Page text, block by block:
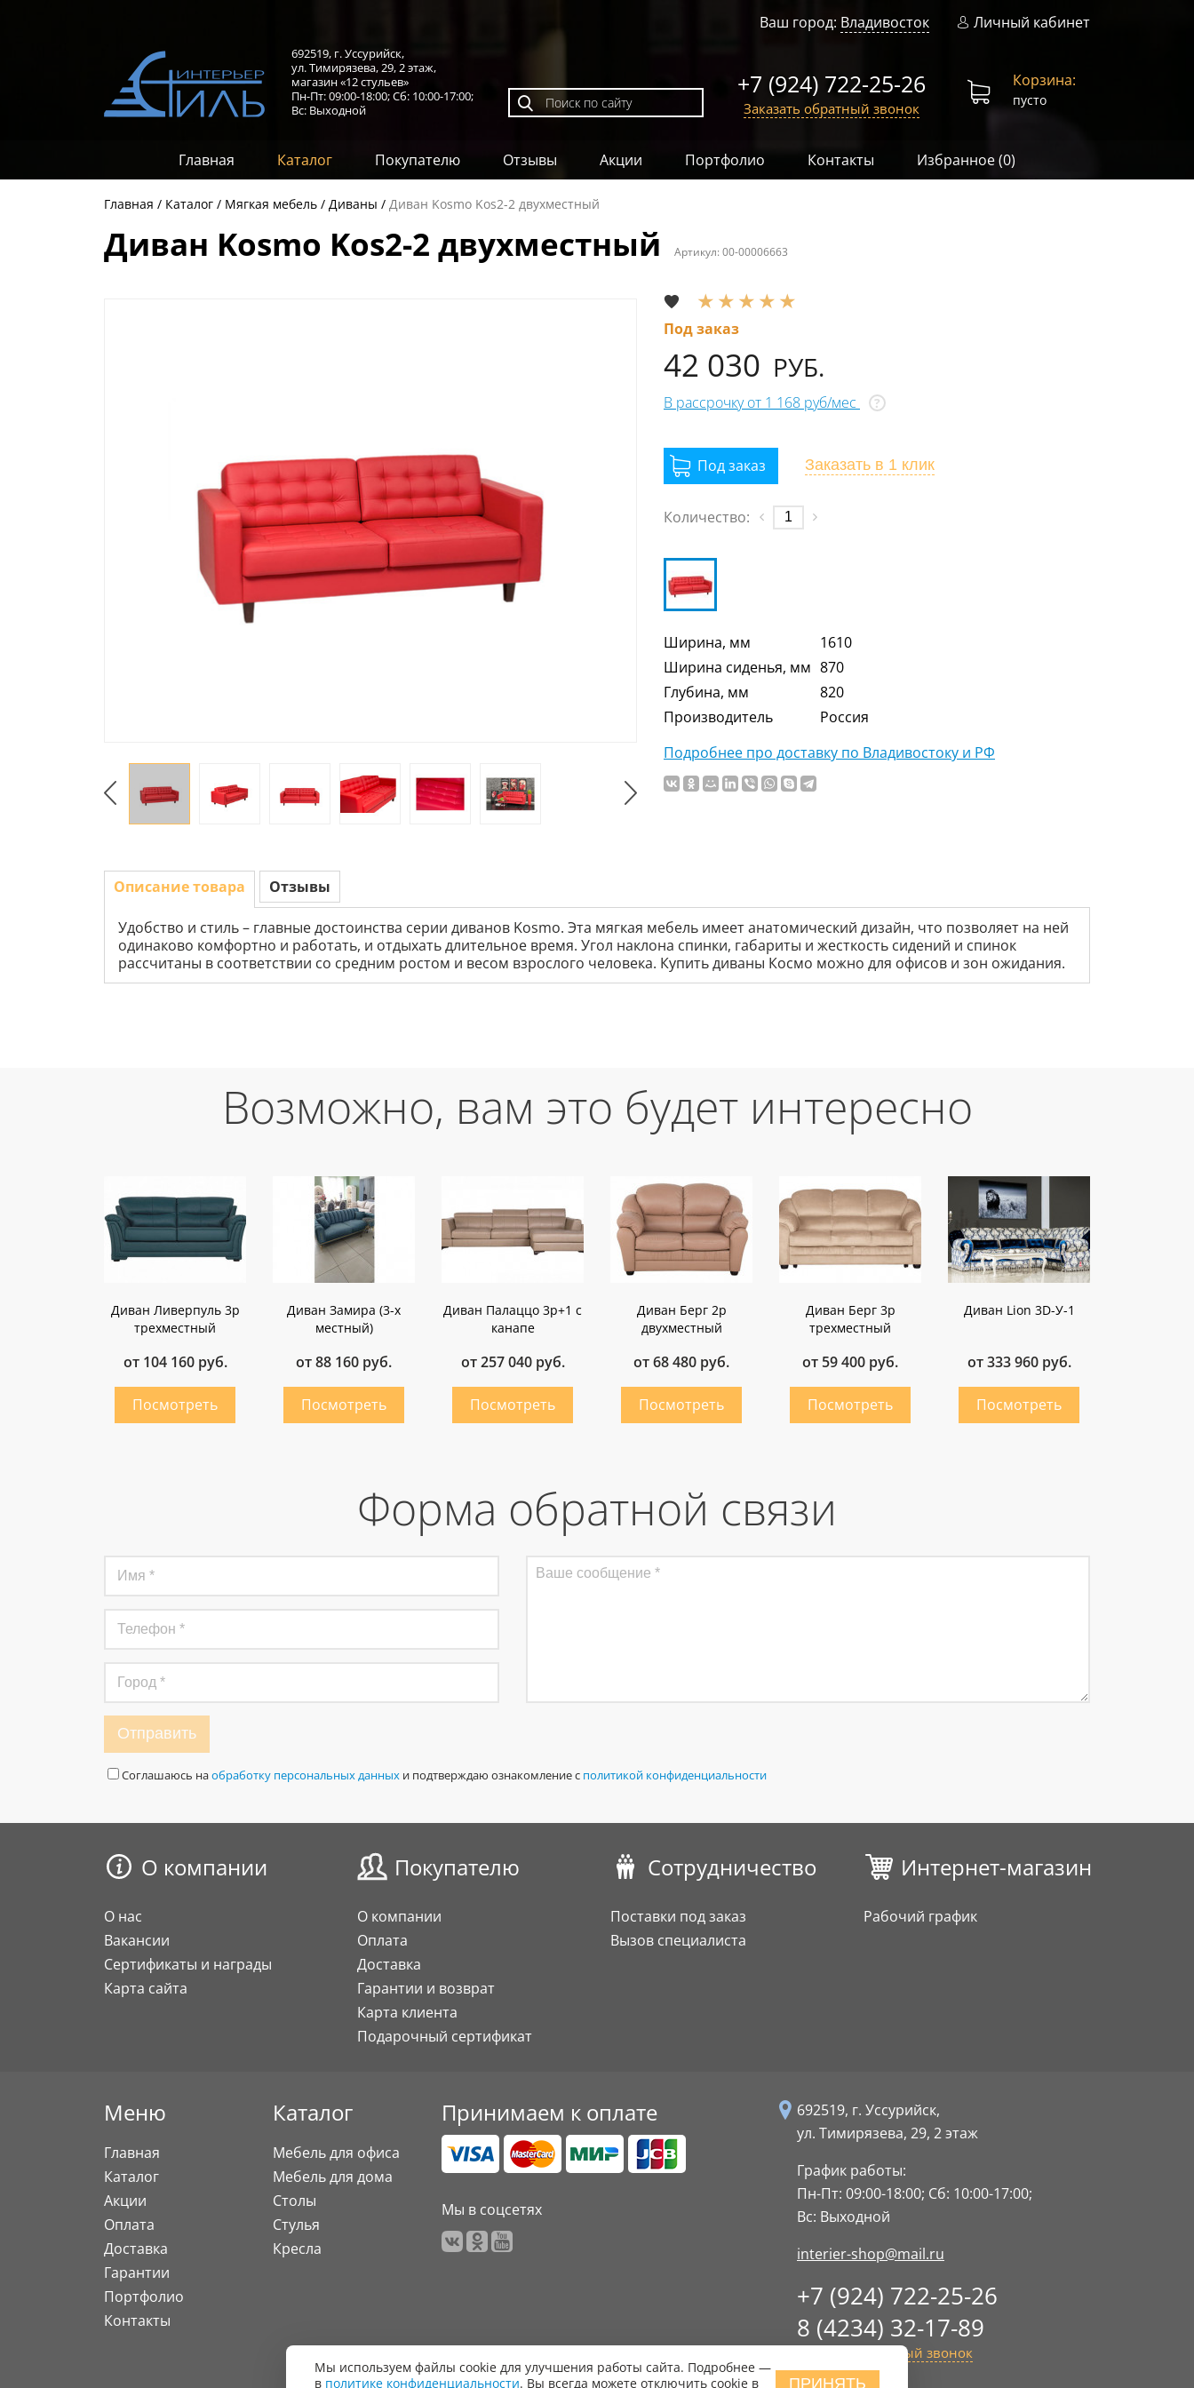
Ваш город: Владивосток Личный кабинет
692519, г. Уссурийск,
ул. Тимирязева, 29,2 этаж,
магазин «12 стульев»
Пн-Пт: 09:00-18:00;Сб: 10:00-17:00;
Вс: Выходной
+7 (924) 722-25-26
Заказать обратный звонок
Корзина:
пусто
Главная Каталог Покупателю Отзывы Акции Портфолио Контакты Избранное (0)
Главная Каталог Мягкая мебель Диваны Диван Kosmo Kos2-2 двухместный
Диван Kosmo Kos2-2 двухместный Артикул:00-00006663
Под заказ
42 030 РУБ.
В рассрочку от 1 168 руб/мес ?
Заказать в 1 клик
Количество:
Ширина, мм
1610
Ширина сиденья, мм 870
Глубина, мм
820
Производитель
Россия
Подробнее про доставку по Владивостоку и РФ
Описание товара Отзывы
Удобство и стиль – главные достоинства серии диванов Kosmo. Эта мягкая мебель имеет анатомический дизайн, что позволяет на ней
одинаково комфортно и работать, и отдыхать длительное время. Угол наклона спинки, габариты и жесткость сидений и спинок
рассчитаны в соответствии со средним ростом и весом взрослого человека. Купить диваны Космо можно для офисов и зон ожидания.
Возможно, вам это будет интересно
Диван Ливерпуль 3p
трехместный
от 104 160 руб.
Диван Замира (3-х
местный)
от 88 160 руб.
Диван Палаццо 3p+1 с
канапе
от 257 040 руб.
Диван Берг 2р
двухместный
от 68 480 руб.
Диван Берг 3p
трехместный
от 59 400 руб.
Диван Lion 3D-У-1
от 333 960 руб.
Форма обратной связи
Отправить
Соглашаюсь наобработку персональных данных и подтверждаю ознакомление с политикой конфиденциальности
О компании
О нас
Вакансии
Сертификаты и награды
Карта сайта
Покупателю
О компании
Оплата
Доставка
Гарантии и возврат
Карта клиента
Подарочный сертификат
Сотрудничество
Поставки под заказ
Вызов специалиста
Интернет-магазин
Рабочий график
Меню
Главная
Каталог
Акции
Оплата
Доставка
Гарантии
Портфолио
Контакты
Каталог
Мебель для офиса
Мебель для дома
Столы
Стулья
Кресла
Принимаем к оплате
Мы в соцсетях
692519, г. Уссурийск,
ул. Тимирязева, 29, 2 этаж
График работы:
Пн-Пт: 09:00-18:00; Сб: 10:00-17:00;
Вс: Выходной
interier-shop@mail.ru
+7 (924) 722-25-26
8 (4234) 32-17-89
Заказать обратный звонок
Мы используем файлы cookie для улучшения работы сайта. Подробнее —
в политике конфиденциальности. Вы всегда можете отключить cookie в ПРИНЯТЬ